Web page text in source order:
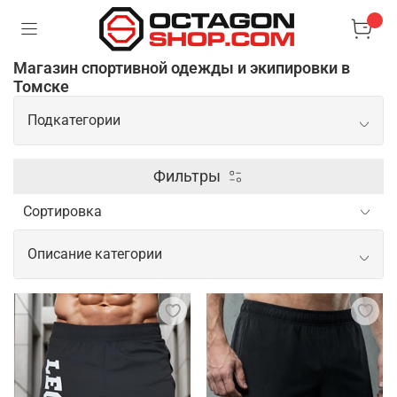
Магазин спортивной одежды и экипировки в
Томске
Подкатегории
Одежда
Обувь
Аксессуары
Фильтры
Описание категории
Спортивная одежда и экипировка для
профессионального спорта, ММА и
единоборств
Профессиональная одежда и экипировка для